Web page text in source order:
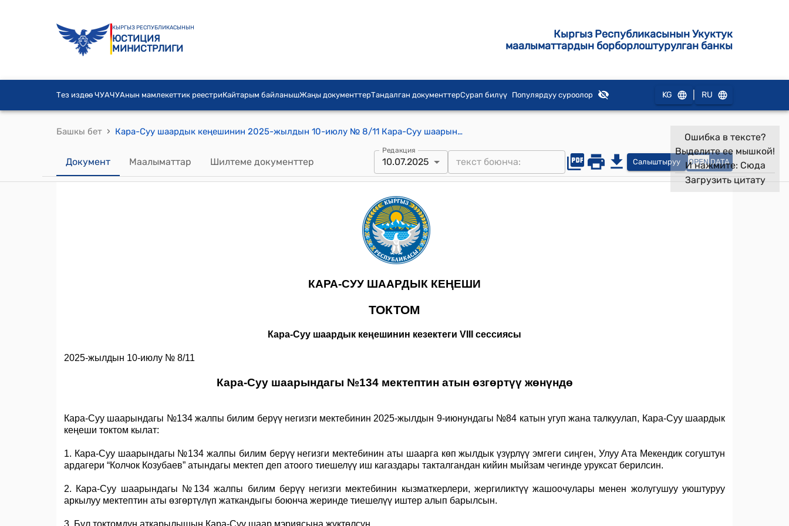
КЫРГЫЗ РЕСПУБЛИКАСЫНЫН
ЮСТИЦИЯ
МИНИСТРЛИГИ
Кыргыз Республикасынын Укуктук
маалыматтардын борборлоштурулган банкы
Тез издөө ЧУАЧУАнын мамлекеттик реестриКайтарым байланышЖаңы документтерТандалган документтерСурап билүү Популярдуу суроолор KG RU
Башкы бет › Кара-Суу шаардык кеңешинин 2025-жылдын 10-июлу № 8/11 Кара-Суу шаарындагы №134 мектептин атын өзгөртүү жөнүндө токтому
Документ Маалыматтар Шилтеме документтер
Редакция
10.07.2025 Салыштыруу OPEN DATA
Ошибка в тексте?
Выделите ее мышкой!
И нажмите: Сюда
Загрузить цитату